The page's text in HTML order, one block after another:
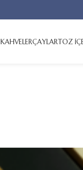
KAHVELERÇAYLARTOZ